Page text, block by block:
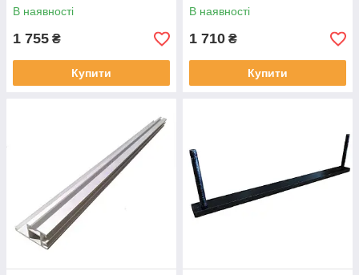
В наявності
1 755 ₴
Купити
В наявності
1 710 ₴
Купити